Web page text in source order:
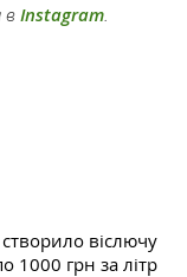
в Instagram
віслючу
1000 грн за літр